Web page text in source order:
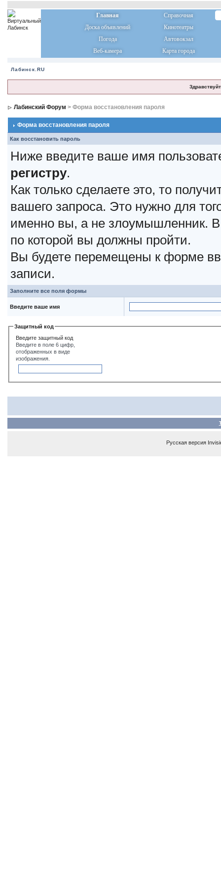
Главная
Справочная
Доска объявлений
Кинотеатры
Погода
Автовокзал
Веб-камера
Карта города
Лабинск.RU
Лабинский Форум > Форма восстановления пароля
Форма восстановления пароля
Как восстановить пароль
Ниже введите ваше имя
регистру.
Как только сделаете это, то
вашего запроса. Это нужно для
именно вы, а не злоумышленник. В
по которой вы должны пройти.
Вы будете перемещены к форме
записи.
Заполните все поля формы
Введите ваше имя
Защитный код
Введите защитный код
Введите в поле 6 цифр,
отображенных в виде
изображения.
Русская версия